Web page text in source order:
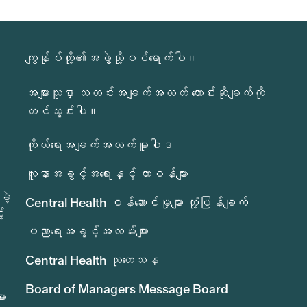
ကျွန်ုပ်တို့၏အဖွဲ့သို့ဝင်ရောက်ပါ။
အများသူငှာ သတင်းအချက်အလတ် တောင်းဆိုချက်ကို
တင်သွင်းပါ။
ကိုယ်ရေးအချက်အလက်မူဝါဒ
လူနာအခွင့်အရေးနှင့် တာဝန်များ
Central Health ဝန်ဆောင်မှုများ တုံ့ပြန်ချက်
ပညာရေးအခွင့်အလမ်းများ
Central Health သုတေသန
Board of Managers Message Board